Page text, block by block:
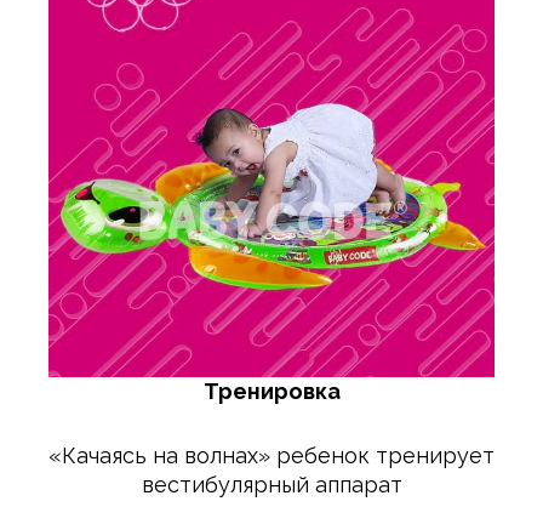
Тренировка
«Качаясь на волнах» ребенок тренирует
вестибулярный аппарат